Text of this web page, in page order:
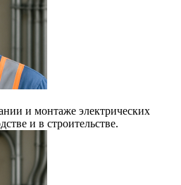
и монтаже электрических
и в строительстве.